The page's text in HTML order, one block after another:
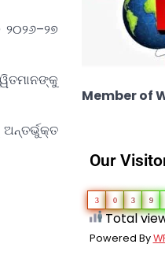
ଅନ୍ତର୍ଭୁକ୍ତ
Member of
Our
3 0 3 9
Total
Powered By